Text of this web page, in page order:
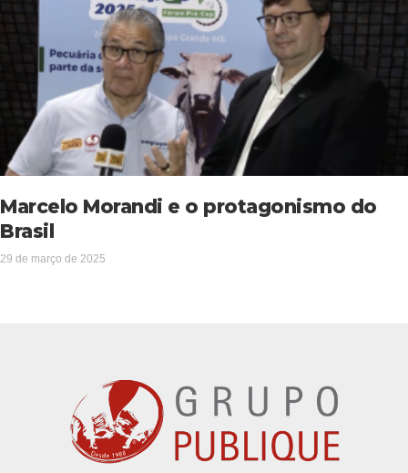
Marcelo Morandi e o protagonismo do
Brasil
29 de março de 2025